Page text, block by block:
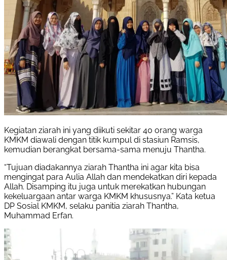
Kegiatan ziarah ini yang diikuti sekitar 40 orang warga
KMKM diawali dengan titik kumpul di stasiun Ramsis,
kemudian berangkat bersama-sama menuju Thantha.
“Tujuan diadakannya ziarah Thantha ini agar kita bisa
mengingat para Aulia Allah dan mendekatkan diri kepada
Allah. Disamping itu juga untuk merekatkan hubungan
kekeluargaan antar warga KMKM khususnya.” Kata ketua
DP Sosial KMKM, selaku panitia ziarah Thantha,
Muhammad Erfan.